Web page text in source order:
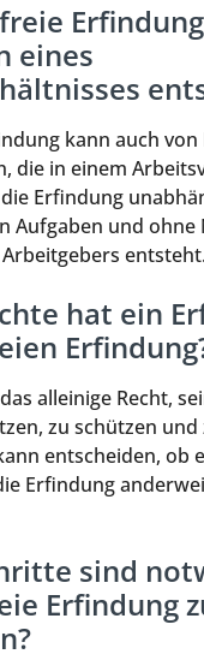
eines
kann auch
die in einem
Erfindung
Aufgaben und ohne
entsteht.
hat ein
alleinige Recht,
zu schützen und
entscheiden, ob
Erfindung
sind
Erfindung